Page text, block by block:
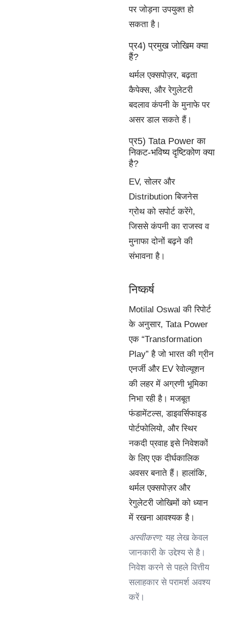
पर जोड़ना उपयुक्त हो
सकता है।
प्र4) प्रमुख जोखिम क्या
हैं?
थर्मल एक्सपोज़र, बढ़ता
कैपेक्स, और रेगुलेटरी
बदलाव कंपनी के मुनाफे पर
असर डाल सकते हैं।
प्र5) Tata Power का
निकट-भविष्य दृष्टिकोण क्या
है?
EV, सोलर और
Distribution बिजनेस
ग्रोथ को सपोर्ट करेंगे,
जिससे कंपनी का राजस्व व
मुनाफा दोनों बढ़ने की
संभावना है।
निष्कर्ष
Motilal Oswal की रिपोर्ट
के अनुसार, Tata Power
एक “Transformation
Play” है जो भारत की ग्रीन
एनर्जी और EV रेवोल्यूशन
की लहर में अग्रणी भूमिका
निभा रही है। मजबूत
फंडामेंटल्स, डाइवर्सिफाइड
पोर्टफोलियो, और स्थिर
नकदी प्रवाह इसे निवेशकों
के लिए एक दीर्घकालिक
अवसर बनाते हैं। हालांकि,
थर्मल एक्सपोज़र और
रेगुलेटरी जोखिमों को ध्यान
में रखना आवश्यक है।
अस्वीकरण: यह लेख केवल
जानकारी के उद्देश्य से है।
निवेश करने से पहले वित्तीय
सलाहकार से परामर्श अवश्य
करें।